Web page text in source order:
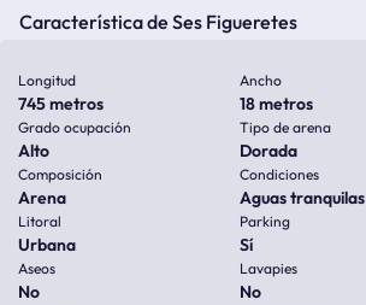
Característica de Ses Figueretes
Longitud
745 metros
Ancho
18 metros
Grado ocupación
Alto
Tipo de arena
Dorada
Composición
Arena
Condiciones
Aguas tranquilas
Litoral
Urbana
Parking
Sí
Aseos
No
Lavapies
No